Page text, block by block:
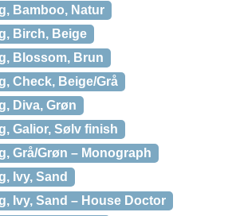
Bamboo, Natur
Birch, Beige
Blossom, Brun
Check, Beige/Grå
Diva, Grøn
Galior, Sølv finish
Grå/Grøn – Monograph
Ivy, Sand
Ivy, Sand – House Doctor